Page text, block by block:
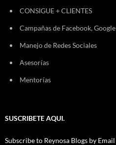
CONSIGUE + CLIENTES
Campañas de Facebook, Google
Manejo de Redes Sociales
Asesorías
Mentorías
SUSCRIBETE AQUI.
Subscribe to Reynosa Blogs by Email